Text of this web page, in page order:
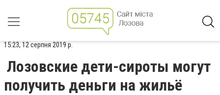
15:23, 12 серпня 2019 р.
Лозовские дети-сироты могут
получить деньги на жильё